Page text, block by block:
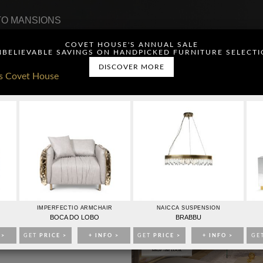
COVET HOUSE'S ANNUAL SALE
SAVINGS ON HANDPICKED FURNITURE
DISCOVER MORE
IMPERFECTIO ARMCHAIR
BOCA DO LOBO
GET PRICE > + INFO >
NAICCA SUSPENSION
BRABBU
GET PRICE > + INFO >
MANSIONS
PUBLICIDAD